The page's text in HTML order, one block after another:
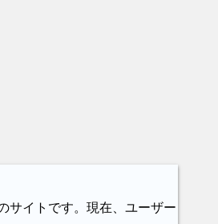
サイトです。現在、ユーザー